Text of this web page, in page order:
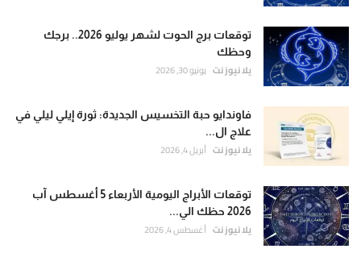
توقعات برج الحوت لشهر يوليو 2026.. برجك
وحظك
يلا نيوز نت يونيو 30, 2026
فاوندايو حبة التخسيس الجديدة: ثورة إيلي ليلي في
علاج ال...
يلا نيوز نت أبريل 4, 2026
توقعات الأبراج اليومية الأربعاء 5 أغسطس آب
2026 حظك الي...
يلا نيوز نت أغسطس 4, 2026